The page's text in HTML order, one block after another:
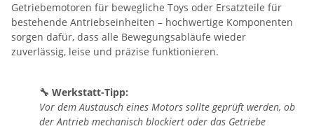
Getriebemotoren für bewegliche Toys oder Ersatzteile für
bestehende Antriebseinheiten – hochwertige Komponenten
sorgen dafür, dass alle Bewegungsabläufe wieder
zuverlässig, leise und präzise funktionieren.
🔧 Werkstatt-Tipp:
Vor dem Austausch eines Motors sollte geprüft werden, ob
der Antrieb mechanisch blockiert oder das Getriebe